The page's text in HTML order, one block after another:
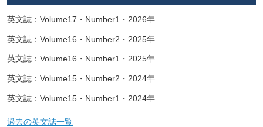
英文誌：Volume17・Number1・2026年
英文誌：Volume16・Number2・2025年
英文誌：Volume16・Number1・2025年
英文誌：Volume15・Number2・2024年
英文誌：Volume15・Number1・2024年
過去の英文誌一覧